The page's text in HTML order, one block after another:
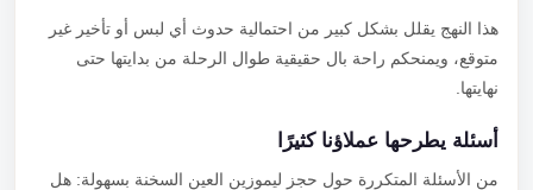
هذا النهج يقلل بشكل كبير من احتمالية حدوث أي لبس أو تأخير غير
متوقع، ويمنحكم راحة بال حقيقية طوال الرحلة من بدايتها حتى
نهايتها.
أسئلة يطرحها عملاؤنا كثيرًا
من الأسئلة المتكررة حول حجز ليموزين العين السخنة بسهولة: هل